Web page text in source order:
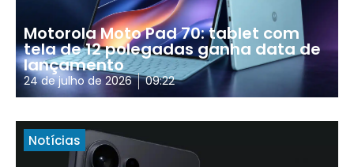
Motorola Moto Pad 70: tablet com
tela de 12 polegadas ganha data de
lançamento
24 de julho de 2026 09:22
Notícias